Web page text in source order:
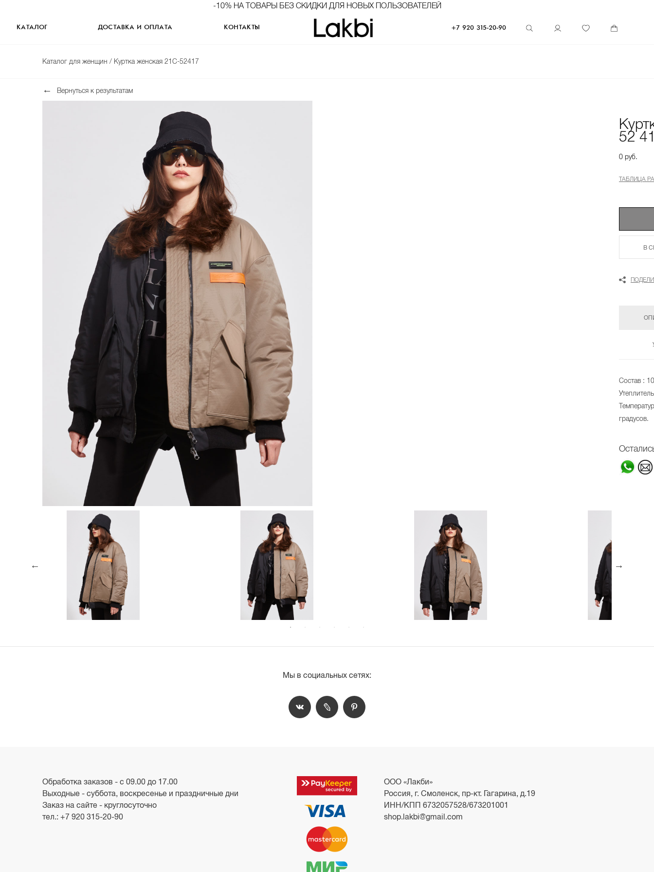
-10% НА ТОВАРЫ БЕЗ СКИДКИ ДЛЯ НОВЫХ ПОЛЬЗОВАТЕЛЕЙ
КАТАЛОГ ДОСТАВКА И ОПЛАТА КОНТАКТЫ +7 920 315-20-90
Каталог для женщин / Куртка женская 21С-52417
Вернуться к результатам
52
0 руб.
ТАБЛИЦА
В
Состав :
градусов.
Мы в социальных сетях:
Обработка заказов - с 09.00 до 17.00
Выходные - суббота, воскресенье и праздничные дни
Заказ на сайте - круглосуточно
тел.: +7 920 315-20-90
ООО «Лакби»
Россия, г. Смоленск, пр-кт. Гагарина, д.19
ИНН/КПП 6732057528/673201001
shop.lakbi@gmail.com